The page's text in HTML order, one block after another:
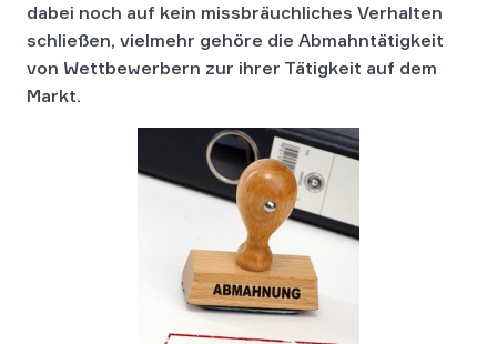
dabei noch auf kein missbräuchliches Verhalten
schließen, vielmehr gehöre die Abmahntätigkeit
von Wettbewerbern zur ihrer Tätigkeit auf dem
Markt.